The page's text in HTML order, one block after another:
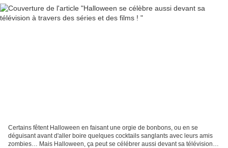
Certains fêtent Halloween en faisant une orgie de bonbons, ou en se
déguisant avant d'aller boire quelques cocktails sanglants avec leurs amis
zombies… Mais Halloween, ça peut se célébrer aussi devant sa télévision, à